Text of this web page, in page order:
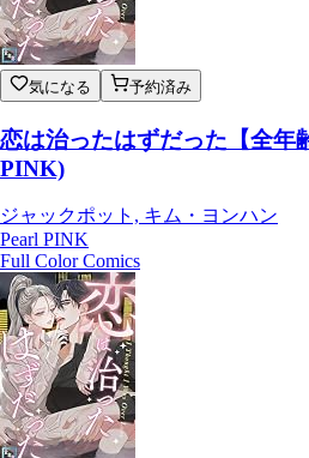
気になる 予約済み
恋は治ったはずだった【全年
PINK)
ジャックポット, キム・ヨンハン
Pearl PINK
Full Color Comics